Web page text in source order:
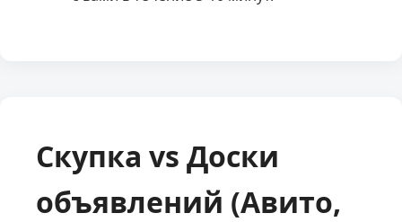
Скупка vs Доски
объявлений (Авито,